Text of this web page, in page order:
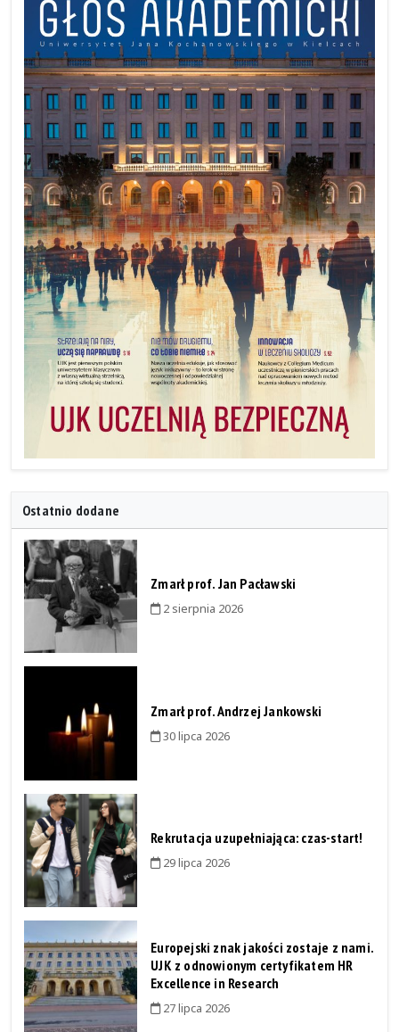
Ostatnio dodane
Zmarł prof. Jan Pacławski
2 sierpnia 2026
Zmarł prof. Andrzej Jankowski
30 lipca 2026
Rekrutacja uzupełniająca: czas-start!
29 lipca 2026
Europejski znak jakości zostaje z nami.
UJK z odnowionym certyfikatem HR
Excellence in Research
27 lipca 2026